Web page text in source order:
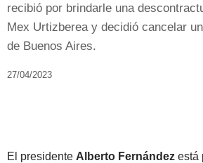
recibió por brindarle una
Mex Urtizberea y decidió cancelar
de Buenos Aires.
27/04/2023
El presidente Alberto Fernández está